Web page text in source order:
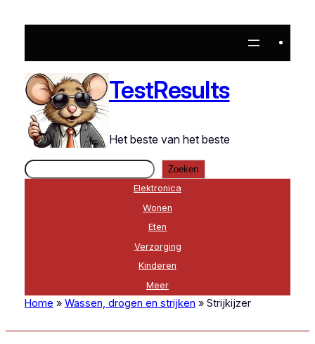
TestResults
Het beste van het beste
Zoeken
Zoeken
Elektronica
Wonen
Eten
Verzorging
Kinderen
Meer
Home » Wassen, drogen en strijken »Strijkijzer